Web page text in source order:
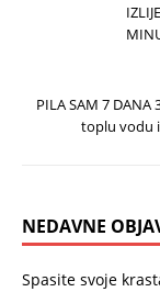
PILA SAM 7
toplu vodu
NEDAVNE
Spasite svoje